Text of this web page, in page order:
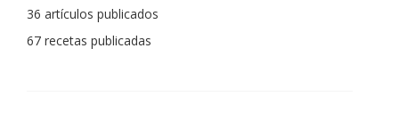
La cocina para mi es producto bien tratado sin
con un toque diferente